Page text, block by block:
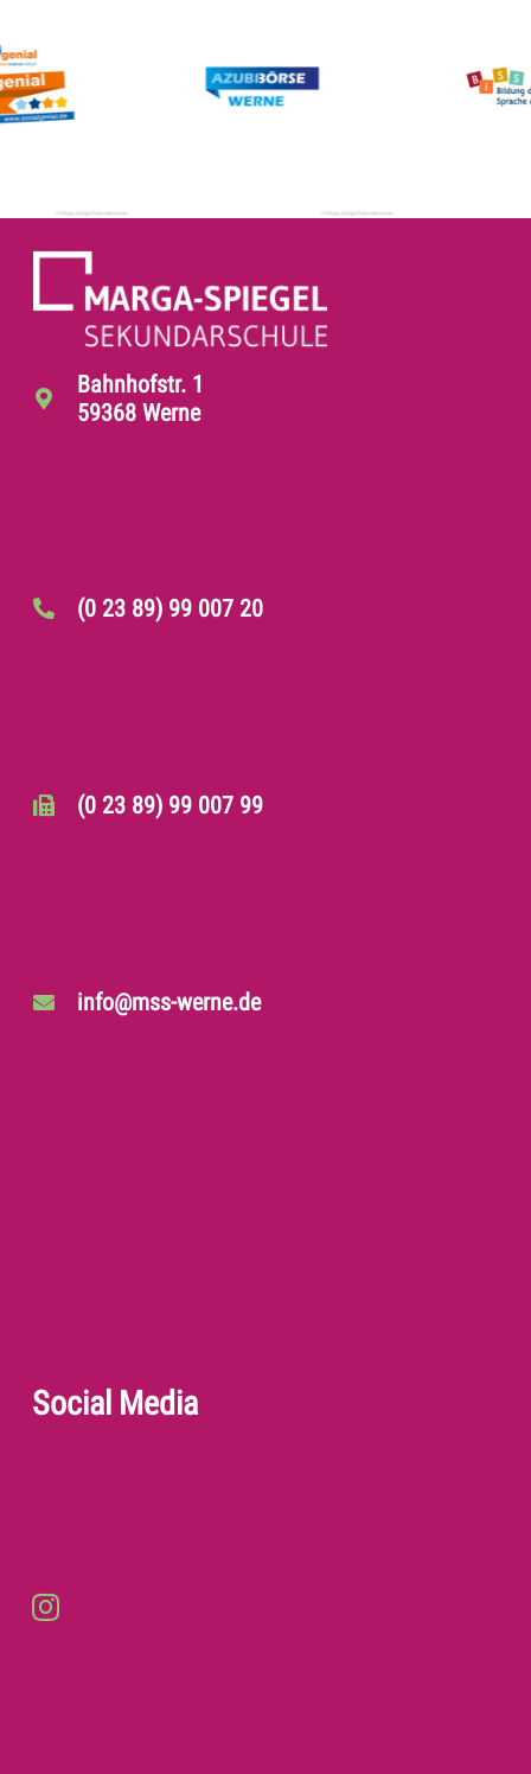
Bahnhofstr. 1
59368 Werne
(0 23 89) 99 007 20
(0 23 89) 99 007 99
info@mss-werne.de
Social Media